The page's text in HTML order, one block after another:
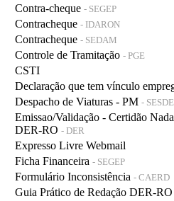
Contra-cheque - SEGEP
Contracheque - IDARON
Contracheque - SEDAM
Controle de Tramitação - PGE
CSTI
Declaração que tem vínculo
Despacho de Viaturas - PM -
Emissao/Validação - Certidão
DER-RO - DER
Expresso Livre Webmail
Ficha Financeira - SEGEP
Formulário Inconsistência - CAERD
Guia Prático de Redação DER-